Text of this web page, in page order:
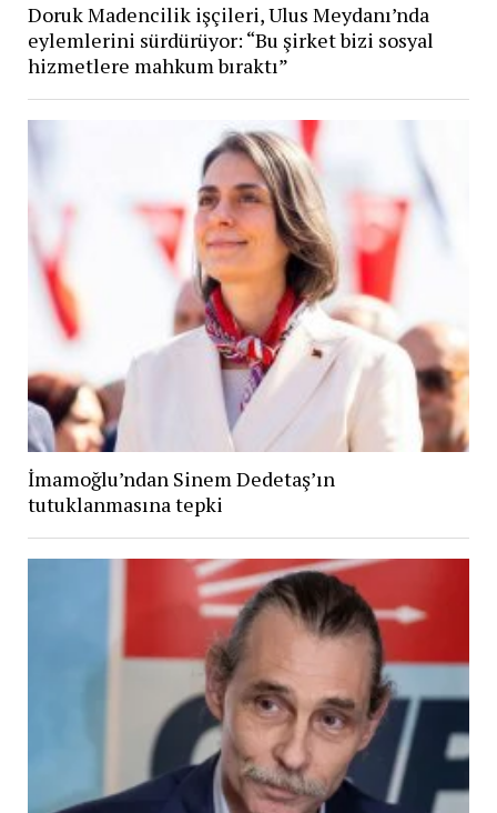
Doruk Madencilik işçileri, Ulus Meydanı’nda
eylemlerini sürdürüyor: “Bu şirket bizi sosyal
hizmetlere mahkum bıraktı”
İmamoğlu’ndan Sinem Dedetaş’ın
tutuklanmasına tepki